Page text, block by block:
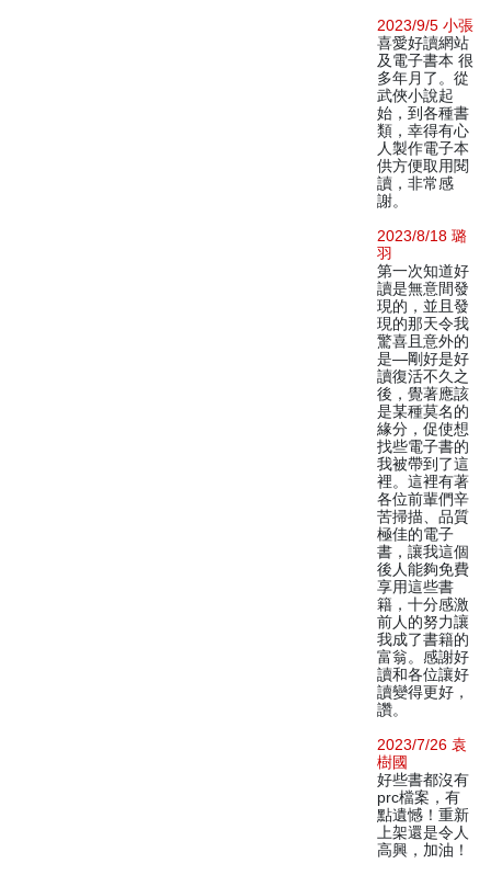
2023/9/5 小張
喜愛好讀網站
及電子書本 很
多年月了。從
武俠小說起
始，到各種書
類，幸得有心
人製作電子本
供方便取用閱
讀，非常感
謝。
2023/8/18 璐
羽
第一次知道好
讀是無意間發
現的，並且發
現的那天令我
驚喜且意外的
是—剛好是好
讀復活不久之
後，覺著應該
是某種莫名的
緣分，促使想
找些電子書的
我被帶到了這
裡。這裡有著
各位前輩們辛
苦掃描、品質
極佳的電子
書，讓我這個
後人能夠免費
享用這些書
籍，十分感激
前人的努力讓
我成了書籍的
富翁。感謝好
讀和各位讓好
讀變得更好，
讚。
2023/7/26 袁
樹國
好些書都沒有
prc檔案，有
點遺憾！重新
上架還是令人
高興，加油！